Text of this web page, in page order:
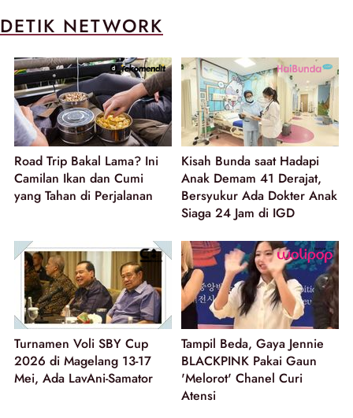
DETIK NETWORK
Road Trip Bakal Lama? Ini
Camilan Ikan dan Cumi
yang Tahan di Perjalanan
Kisah Bunda saat Hadapi
Anak Demam 41 Derajat,
Bersyukur Ada Dokter Anak
Siaga 24 Jam di IGD
Turnamen Voli SBY Cup
2026 di Magelang 13-17
Mei, Ada LavAni-Samator
Tampil Beda, Gaya Jennie
BLACKPINK Pakai Gaun
'Melorot' Chanel Curi
Atensi